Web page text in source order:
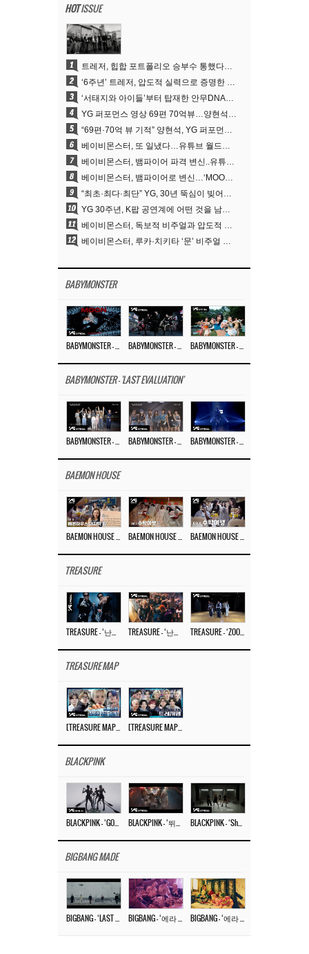
HOTISSUE
1 트레저, 힙합 포트폴리오 승부수 통했다…데뷔 6주년 새 도약
2 ‘6주년’ 트레저, 압도적 실력으로 증명한 ‘YG의 보물’ 진가
3 ‘서태지와 아이들’부터 탑재한 안무DNA…양현석, YG 퍼포먼스 비디오 70억 뷰 신화의 시작
4 YG 퍼포먼스 영상 69편 70억뷰…양현석 제작 철학 통했다
5 “69편·70억 뷰 기적” 양현석, YG 퍼포먼스 비디오 100% 직접 만든 이유
6 베이비몬스터, 또 일냈다…유튜브 월드와이드 1위
7 베이비몬스터, 뱀파이어 파격 변신..유튜브 트렌딩 1위 직행
8 베이비몬스터, 뱀파이어로 변신…‘MOON’으로 찍은 3개월 프로젝트
9 “최초·최다·최단” YG, 30년 뚝심이 빚어낸 K팝 투어의 새 지평
10 YG 30주년, K팝 공연계에 어떤 것을 남겼나
11 베이비몬스터, 독보적 비주얼과 압도적 소화력..’MOON’
12 베이비몬스터, 루카·치키타 ‘문’ 비주얼 공개…절제된 카리스마·유니크 비주얼
BABYMONSTER
BABYMONSTER - 'LAST EVALUATION'
BAEMON HOUSE
TREASURE
TREASURE MAP
BLACKPINK
BIGBANG MADE